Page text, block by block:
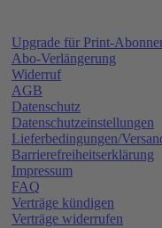
Upgrade für Print-
Abo-Verlängerung
Widerruf
AGB
Datenschutz
Datenschutzeinstellungen
Lieferbedingungen/
Barrierefreiheitserklärung
Impressum
FAQ
Verträge kündigen
Verträge widerrufen